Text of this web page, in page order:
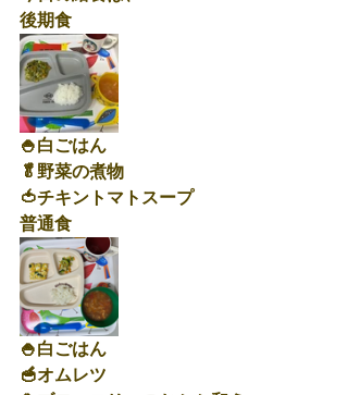
後期食
🍚白ごはん
🥬野菜の煮物
🍅チキントマトスープ
普通食
🍚白ごはん
🥣オムレツ